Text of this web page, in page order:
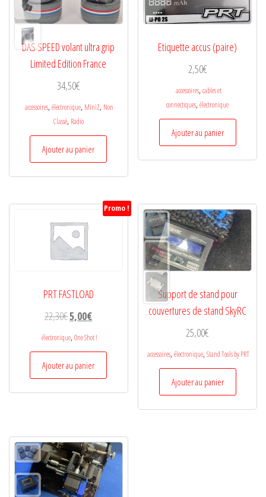
DAS SPEED volant ultra grip
Limited Edition France
34,50€
accessoires,électronique, MiniZ, Non
Classé, Radio
Ajouter au panier
Etiquette accus (paire)
2,50€
accessoires,cables et
connectiques,électronique
Ajouter au panier
Promo !
PRT FASTLOAD
22,30€Le
prix
initial
était :
22,30€.
5,00€Le
prix
actuel
est :
5,00€.
électronique,One Shot !
Ajouter au panier
Support de stand pour
couvertures de stand SkyRC
25,00€
accessoires,électronique,Stand Tools by PRT
Ajouter au panier